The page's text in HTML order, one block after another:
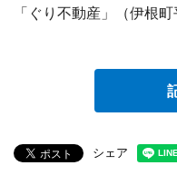
「ぐり不動産」（伊根
シェア